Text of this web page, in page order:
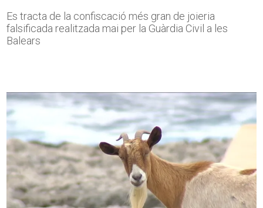
Es tracta de la confiscació més gran de joieria
falsificada realitzada mai per la Guàrdia Civil a les
Balears